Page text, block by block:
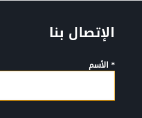
الإتصال بنا
* الأسم